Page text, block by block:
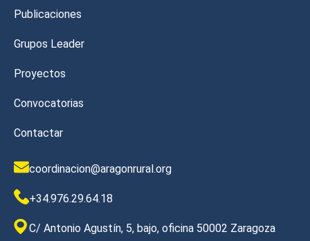
Publicaciones
Grupos Leader
Proyectos
Convocatorias
Contactar
coordinacion@aragonrural.org
+34.976.29.64.18
C/ Antonio Agustín, 5, bajo, oficina 50002 Zaragoza